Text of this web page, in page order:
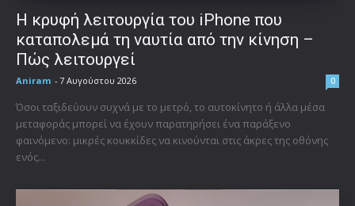
Η κρυφή λειτουργία του iPhone που
καταπολεμά τη ναυτία από την κίνηση –
Πώς λειτουργεί
Aniram - 7 Αυγούστου 2026 0
Όσοι ταξιδεύουν συχνά με το μετρό, το αυτοκίνητο ή άλλα μέσα
μεταφοράς μπορεί να έχουν παρατηρήσει ένα παράξενο
φαινόμενο: μικρές κουκκίδες να κινούνται στις άκρες της οθόνης
ενός...